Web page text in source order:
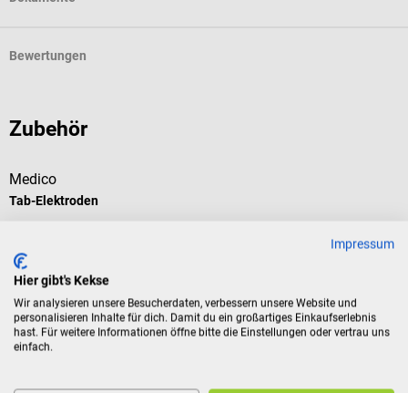
Bewertungen
Zubehör
Medico
Tab-Elektroden
Durchschnittliche Bewertung von 5 von 5 Sternen
Inhalt:100 Stück(€ 0,06 / 1 Stück)
Impressum
Hier gibt's Kekse
Wir analysieren unsere Besucherdaten, verbessern unsere Website und
personalisieren Inhalte für dich. Damit du ein großartiges Einkaufserlebnis
hast. Für weitere Informationen öffne bitte die Einstellungen oder vertrau uns
einfach.